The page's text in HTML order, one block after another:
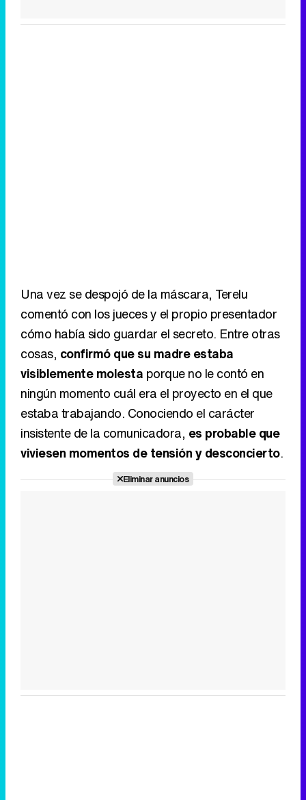
Una vez se despojó de la máscara, Terelu
comentó con los jueces y el propio presentador
cómo había sido guardar el secreto. Entre otras
cosas, confirmó que su madre estaba
visiblemente molesta porque no le contó en
ningún momento cuál era el proyecto en el que
estaba trabajando. Conociendo el carácter
insistente de la comunicadora, es probable que
viviesen momentos de tensión y desconcierto.
Eliminar anuncios